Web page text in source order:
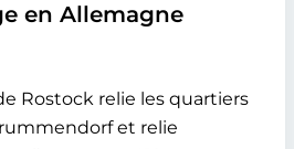
en Allemagne
Rostock relie les quartiers
et relie